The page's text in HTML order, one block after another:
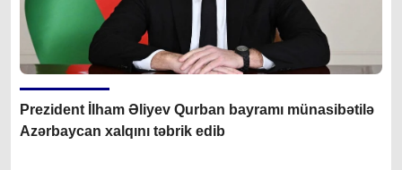
Prezident İlham Əliyev Qurban bayramı münasibətilə
Azərbaycan xalqını təbrik edib